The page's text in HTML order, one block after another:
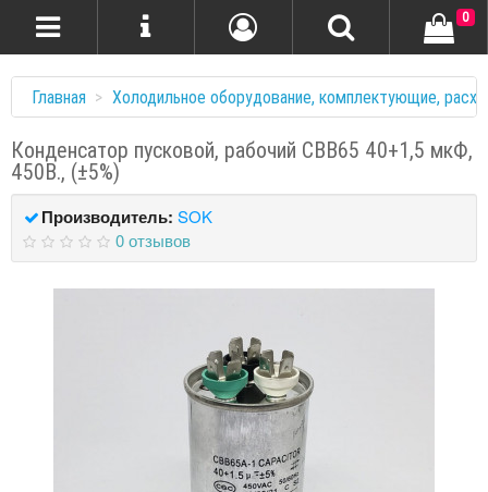
0
Главная Холодильное оборудование, комплектующие,
Конденсатор пусковой, рабочий СВВ65 40+1,5 мкФ,
450В., (±5%)
Производитель: SOK
0 отзывов